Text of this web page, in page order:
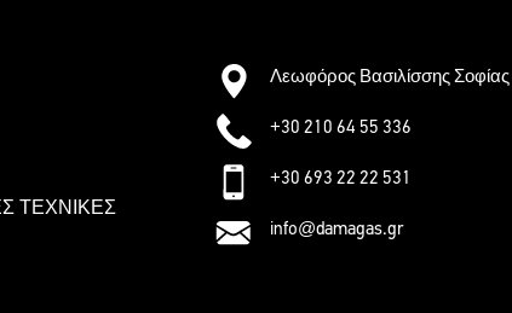
ΤΕΧΝΙΚΕΣ
Λεωφόρος Βασιλίσσης Σοφίας
+30 210 64 55 336
+30 693 22 22 531
info@damagas.gr